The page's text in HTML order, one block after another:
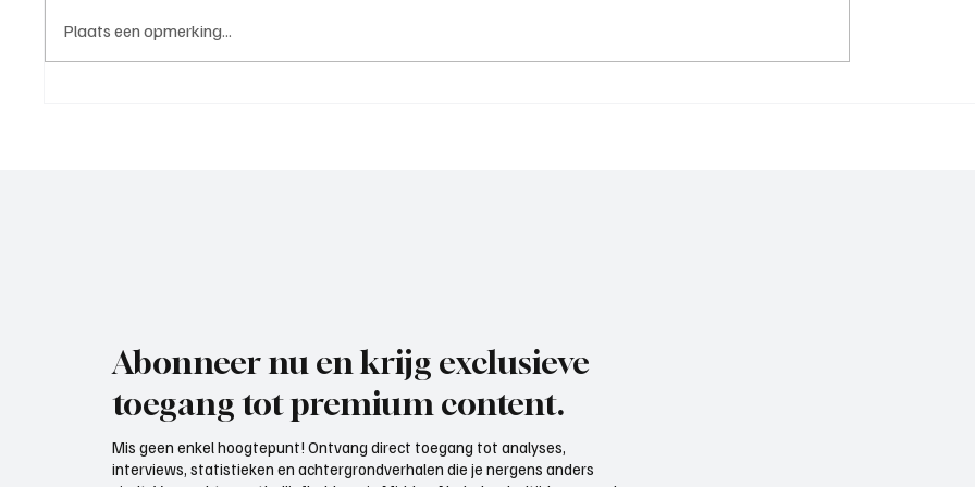
Plaats een opmerking...
Abonneer nu en krijg exclusieve
toegang tot premium content.
Mis geen enkel hoogtepunt! Ontvang direct toegang tot analyses,
interviews, statistieken en achtergrondverhalen die je nergens anders